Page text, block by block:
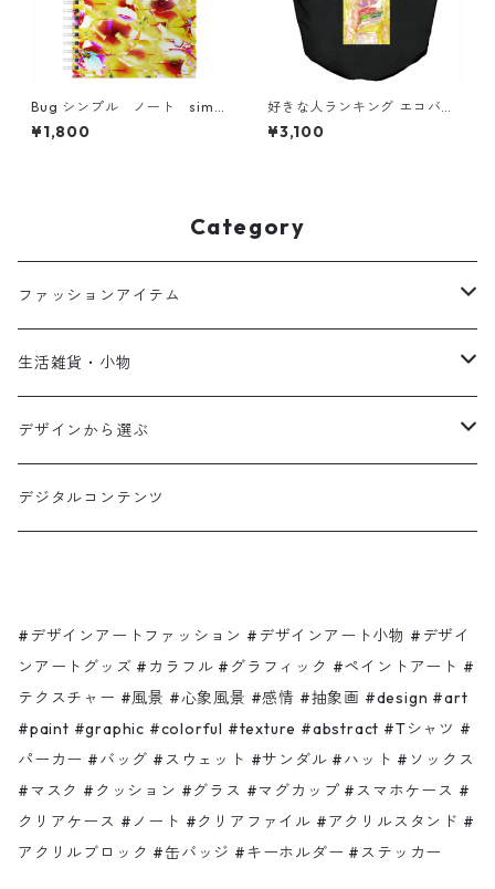
Bug シンプル ノート simpl
e note
¥1,800
好きな人ランキング エコバッ
グ eco bag simple
¥3,100
Category
ファッションアイテム
Tシャツ
パーカー
スウェット
バッグ
ハット
ソックス
マスク
生活雑貨・小物
ファブリック
グラス・マグ
クリアケース
ノート
クリアファイル
アクリルスタンド・ブロック
デザインから選ぶ
Shadow hamburger
ピンク色のゾウさんと赤いリンゴの木
Shadow moon
Bonjour
海 山 木 風
デジタルコンテンツ
#デザインアートファッション #デザインアート小物 #デザイ
ンアートグッズ #カラフル #グラフィック #ペイントアート #
テクスチャー #風景 #心象風景 #感情 #抽象画 #design #art
#paint #graphic #colorful #texture #abstract #Tシャツ #
パーカー #バッグ #スウェット #サンダル #ハット #ソックス
#マスク #クッション #グラス #マグカップ #スマホケース #
クリアケース #ノート #クリアファイル #アクリルスタンド #
アクリルブロック #缶バッジ #キーホルダー #ステッカー